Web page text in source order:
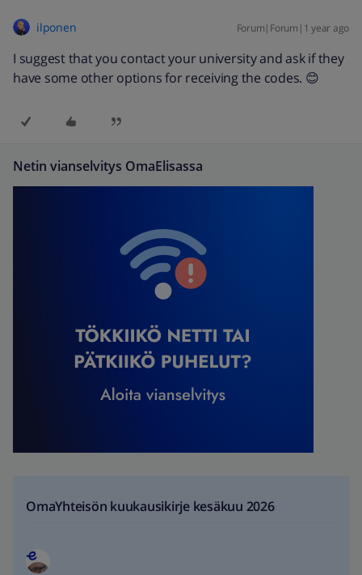
ilponen Forum|Forum|1 year ago
I suggest that you contact your university and ask if they
have some other options for receiving the codes. 😊
Netin vianselvitys OmaElisassa
OmaYhteisön kuukausikirje kesäkuu 2026